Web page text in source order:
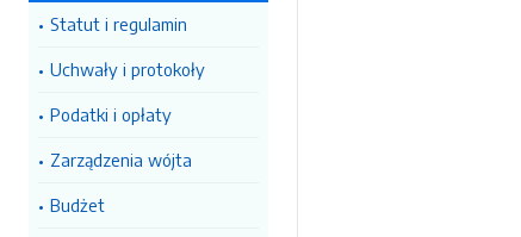
Statut i regulamin
Uchwały i protokoły
Podatki i opłaty
Zarządzenia wójta
Budżet